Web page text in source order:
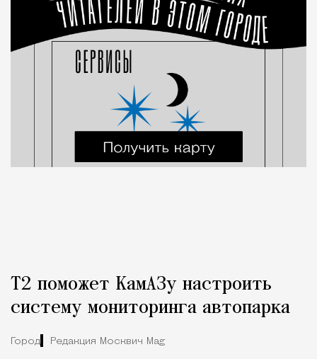
Т2 поможет КамАЗу настроить
систему мониторинга автопарка
Город Редакция Москвич Mag